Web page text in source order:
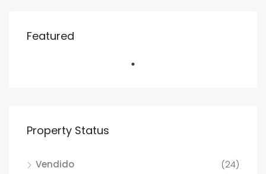
Featured
Property Status
Vendido (24)